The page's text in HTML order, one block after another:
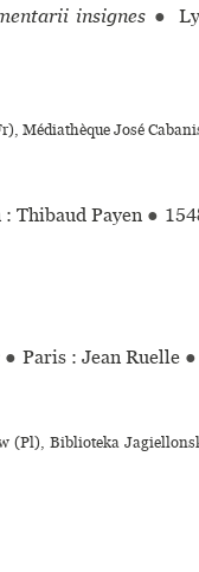
insignes ●
Médiathèque José
Thibaud Payen ●
● Paris : Jean Ruelle ●
(Pl), Biblioteka